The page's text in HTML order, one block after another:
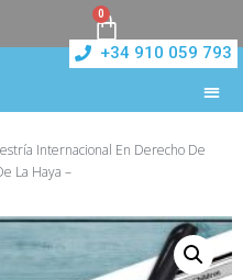
0
+34 910 059 793
Internacional En Derecho De
La Haya –